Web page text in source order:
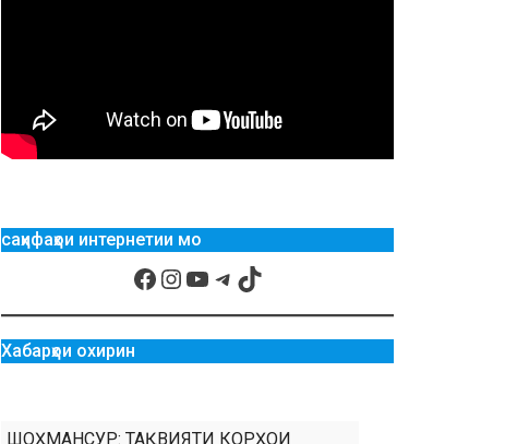
саҳифаҳои интернетии мо
Хабарҳои охирин
ШОҲМАНСУР: ТАҚВИЯТИ КОРҲОИ